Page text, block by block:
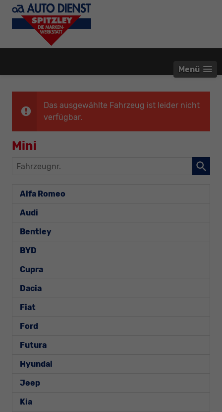
Menü
Das ausgewählte Fahrzeug ist leider nicht
verfügbar.
Mini
Fahrzeugnr.
Alfa Romeo
Audi
Bentley
BYD
Cupra
Dacia
Fiat
Ford
Futura
Hyundai
Jeep
Kia